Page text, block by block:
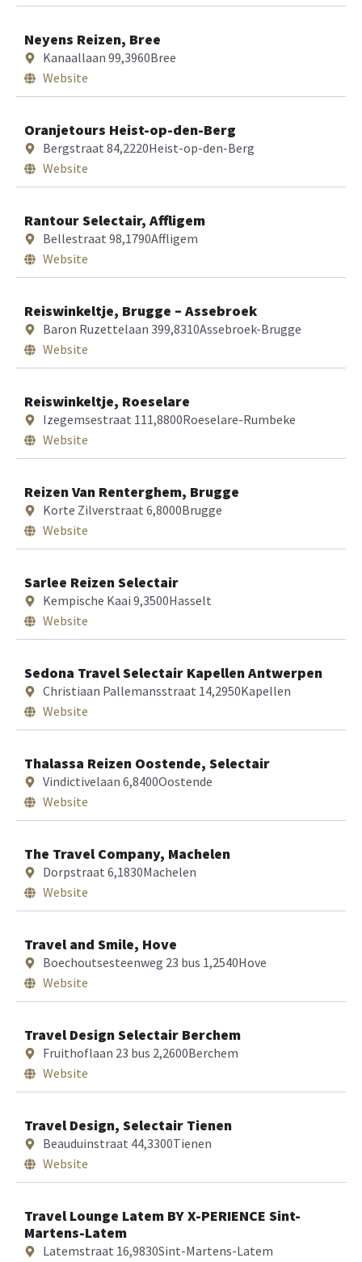
Neyens Reizen, Bree
Kanaallaan 99,3960Bree
Website
Oranjetours Heist-op-den-Berg
Bergstraat 84,2220Heist-op-den-Berg
Website
Rantour Selectair, Affligem
Bellestraat 98,1790Affligem
Website
Reiswinkeltje, Brugge – Assebroek
Baron Ruzettelaan 399,8310Assebroek-Brugge
Website
Reiswinkeltje, Roeselare
Izegemsestraat 111,8800Roeselare-Rumbeke
Website
Reizen Van Renterghem, Brugge
Korte Zilverstraat 6,8000Brugge
Website
Sarlee Reizen Selectair
Kempische Kaai 9,3500Hasselt
Website
Sedona Travel Selectair Kapellen Antwerpen
Christiaan Pallemansstraat 14,2950Kapellen
Website
Thalassa Reizen Oostende, Selectair
Vindictivelaan 6,8400Oostende
Website
The Travel Company, Machelen
Dorpstraat 6,1830Machelen
Website
Travel and Smile, Hove
Boechoutsesteenweg 23 bus 1,2540Hove
Website
Travel Design Selectair Berchem
Fruithoflaan 23 bus 2,2600Berchem
Website
Travel Design, Selectair Tienen
Beauduinstraat 44,3300Tienen
Website
Travel Lounge Latem BY X-PERIENCE Sint-
Martens-Latem
Latemstraat 16,9830Sint-Martens-Latem